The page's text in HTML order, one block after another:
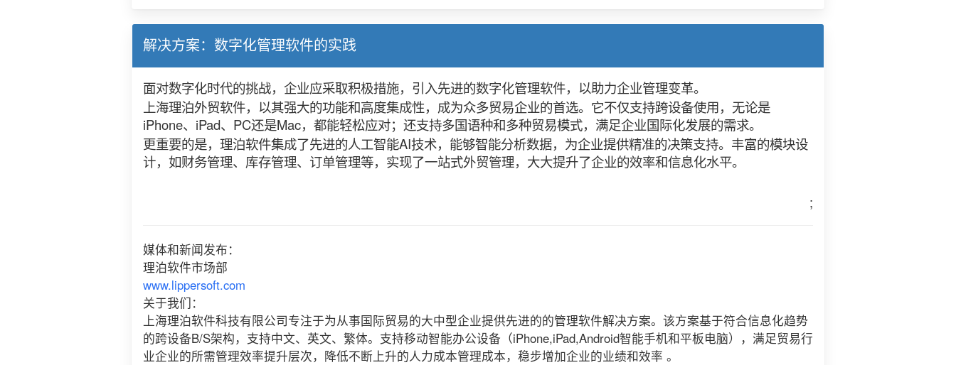
解决方案：数字化管理软件的实践
面对数字化时代的挑战，企业应采取积极措施，引入先进的数字化管理软件，以助力企业管理变革。
上海理泊外贸软件，以其强大的功能和高度集成性，成为众多贸易企业的首选。它不仅支持跨设备使用，无论是
iPhone、iPad、PC还是Mac，都能轻松应对；还支持多国语种和多种贸易模式，满足企业国际化发展的需求。
更重要的是，理泊软件集成了先进的人工智能AI技术，能够智能分析数据，为企业提供精准的决策支持。丰富的模块设
计，如财务管理、库存管理、订单管理等，实现了一站式外贸管理，大大提升了企业的效率和信息化水平。
;
媒体和新闻发布：
理泊软件市场部
www.lippersoft.com
关于我们：
上海理泊软件科技有限公司专注于为从事国际贸易的大中型企业提供先进的的管理软件解决方案。该方案基于符合信息化趋势
的跨设备B/S架构，支持中文、英文、繁体。支持移动智能办公设备（iPhone,iPad,Android智能手机和平板电脑），满足贸易行
业企业的所需管理效率提升层次，降低不断上升的人力成本管理成本，稳步增加企业的业绩和效率 。